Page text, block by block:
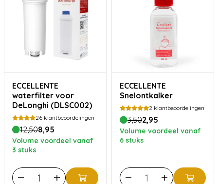
ECCELLENTE
waterfilter voor
DeLonghi (DLSC002)
26 klantbeoordelingen
12,508,95
Volume voordeel vanaf
3 stuks
ECCELLENTE
Snelontkalker
2 klantbeoordelingen
3,502,95
Volume voordeel vanaf
6 stuks